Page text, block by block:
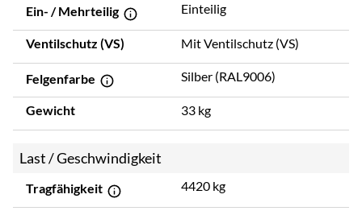
Ein- / Mehrteilig Einteilig
Ventilschutz (VS) Mit Ventilschutz (VS)
Felgenfarbe Silber (RAL9006)
Gewicht 33 kg
Last / Geschwindigkeit
Tragfähigkeit 4420 kg